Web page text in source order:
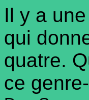
Il y a
qui
quatre.
ce